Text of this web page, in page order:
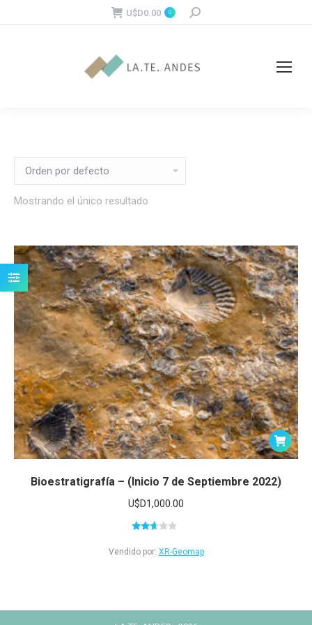
U$D0.00 0 Buscar:
Mostrando el único resultado
Bioestratigrafía – (Inicio 7 de Septiembre 2022)
U$D1,000.00
en
Vendido por: XR-Geomap